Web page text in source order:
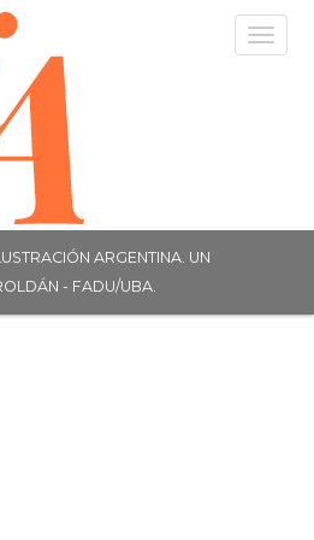
ARGENTINA. UN
- FADU/UBA.